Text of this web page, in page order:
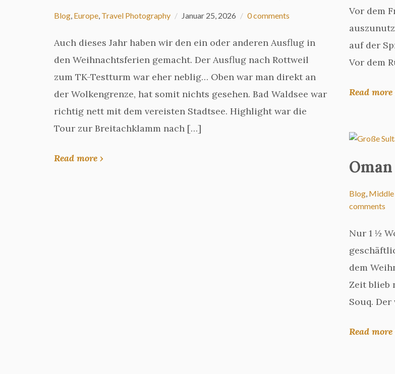
Vor dem
auf der
Vor dem
Read more
Blog, Europe, Travel Photography Januar 25, 2026 0 comments
Auch dieses Jahr haben wir den ein oder anderen Ausflug in
den Weihnachtsferien gemacht. Der Ausflug nach Rottweil
zum TK-Testturm war eher neblig… Oben war man direkt an
der Wolkengrenze, hat somit nichts gesehen. Bad Waldsee war
richtig nett mit dem vereisten Stadtsee. Highlight war die
Tour zur Breitachklamm nach […]
Read more ›
Blog, Middle
comments
Nur 1 ½
dem
Zeit blieb
Souq.
Read more